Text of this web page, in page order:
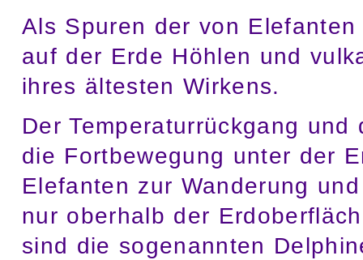
Als Spuren der von
auf der Erde Höhlen und
ihres ältesten Wirkens.
Der Temperaturrückgang
die Fortbewegung unter der
Elefanten zur Wanderung
nur oberhalb der
sind die sogenannten